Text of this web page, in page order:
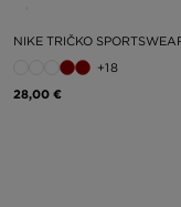
NIKE TRIČKO
+18
28,00 €